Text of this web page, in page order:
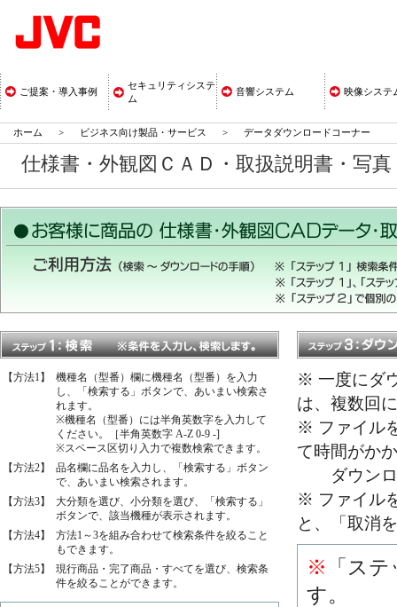
ご提案・導入事例
セキュリティシステ
ム
音響システム 映像システ
ホーム > ビジネス向け製品・サービス > データダウンロードコーナー
仕様書・外観図ＣＡＤ・取扱説明書・
【方法1】
機種名（型番）欄に機種名（型番）を入力
し、「検索する」ボタンで、あいまい検索さ
れます。
※機種名（型番）には半角英数字を入力して
ください。［半角英数字 A-Z 0-9 -]
※スペース区切り入力で複数検索できます。
【方法2】
品名欄に品名を入力し、「検索する」ボタン
で、あいまい検索されます。
【方法3】
大分類を選び、小分類を選び、「検索する」
ボタンで、該当機種が表示されます。
【方法4】
方法1～3を組み合わせて検索条件を絞ること
もできます。
【方法5】
現行商品・完了商品・すべてを選び、検索条
件を絞ることができます。
※ 一度にダ
は、複数回
※ ファイル
て時間がか
ダウンロ
※ ファイル
と、「取消
※
「ス
す。